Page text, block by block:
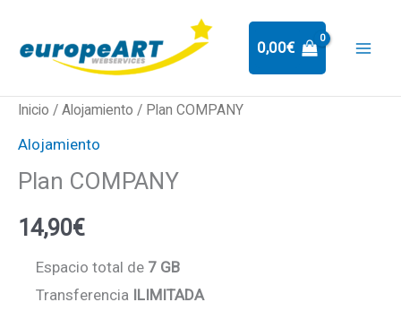
contenido
0,00€
Inicio / Alojamiento / Plan COMPANY
Alojamiento
Plan COMPANY
14,90€
Espacio total de 7 GB
Transferencia ILIMITADA
Plan
COMPANY